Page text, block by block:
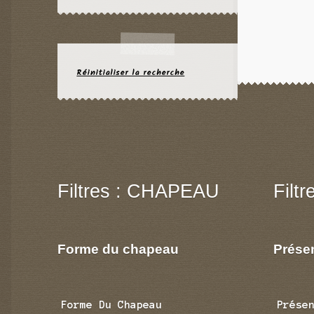
Réinitialiser la recherche
Filtres : CHAPEAU
Forme du chapeau
Forme Du Chapeau